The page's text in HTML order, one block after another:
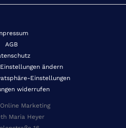
AGB
ändern
Einstellungen
widerrufen
Marketing
Maria Heyer